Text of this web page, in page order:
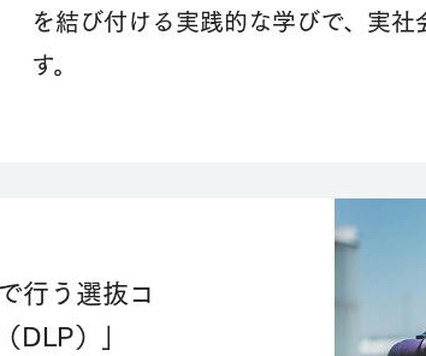
を結び付ける実践的な学びで、実
す。
行う選抜コ
）」